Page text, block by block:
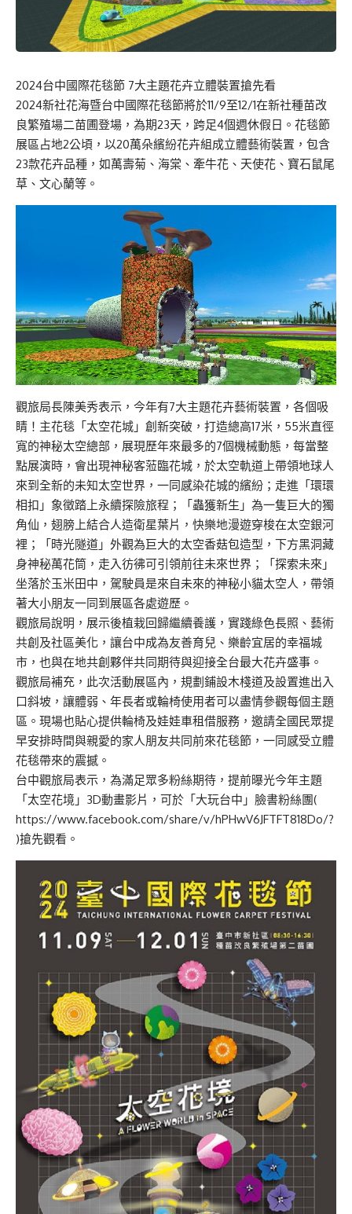
2024台中國際花毯節 7大主題花卉立體裝置搶先看
2024新社花海暨台中國際花毯節將於11/9至12/1在新社種苗改
良繁殖場二苗圃登場，為期23天，跨足4個週休假日。花毯節
展區占地2公頃，以20萬朵繽紛花卉組成立體藝術裝置，包含
23款花卉品種，如萬壽菊、海棠、牽牛花、天使花、寶石鼠尾
草、文心蘭等。
觀旅局長陳美秀表示，今年有7大主題花卉藝術裝置，各個吸
睛！主花毯「太空花城」創新突破，打造總高17米，55米直徑
寬的神秘太空總部，展現歷年來最多的7個機械動態，每當整
點展演時，會出現神秘客蒞臨花城，於太空軌道上帶領地球人
來到全新的未知太空世界，一同感染花城的繽紛；走進「環環
相扣」象徵踏上永續探險旅程；「蟲獲新生」為一隻巨大的獨
角仙，翅膀上結合人造衛星葉片，快樂地漫遊穿梭在太空銀河
裡；「時光隧道」外觀為巨大的太空香菇包造型，下方黑洞藏
身神秘萬花筒，走入彷彿可引領前往未來世界；「探索未來」
坐落於玉米田中，駕駛員是來自未來的神秘小貓太空人，帶領
著大小朋友一同到展區各處遊歷。
觀旅局說明，展示後植栽回歸繼續養護，實踐綠色長照、藝術
共創及社區美化，讓台中成為友善育兒、樂齡宜居的幸福城
市，也與在地共創夥伴共同期待與迎接全台最大花卉盛事。
觀旅局補充，此次活動展區內，規劃鋪設木棧道及設置進出入
口斜坡，讓體弱、年長者或輪椅使用者可以盡情參觀每個主題
區。現場也貼心提供輪椅及娃娃車租借服務，邀請全國民眾提
早安排時間與親愛的家人朋友共同前來花毯節，一同感受立體
花毯帶來的震撼。
台中觀旅局表示，為滿足眾多粉絲期待，提前曝光今年主題
「太空花境」3D動畫影片，可於「大玩台中」臉書粉絲團(
https://www.facebook.com/share/v/hPHwV6JFTFT818Do/?
)搶先觀看。